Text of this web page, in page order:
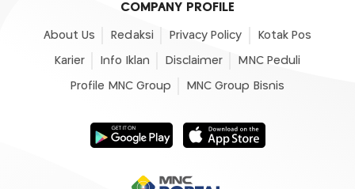
COMPANY PROFILE
About Us Redaksi Privacy Policy Kotak Pos
Karier Info Iklan Disclaimer MNC Peduli
Profile MNC Group MNC Group Bisnis